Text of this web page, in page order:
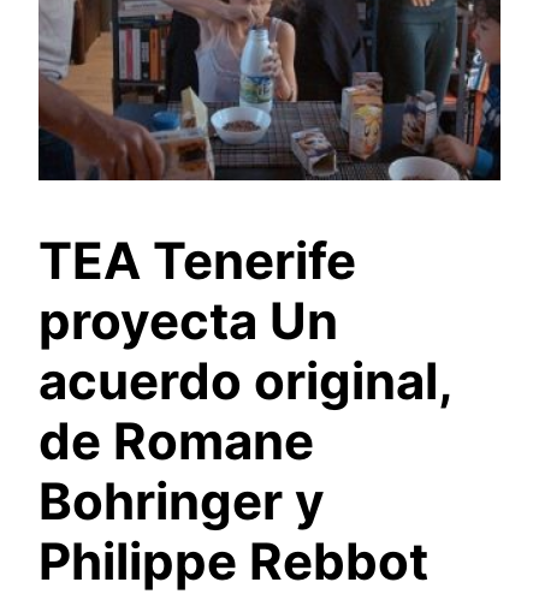
TEA Tenerife
proyecta Un
acuerdo original,
de Romane
Bohringer y
Philippe Rebbot